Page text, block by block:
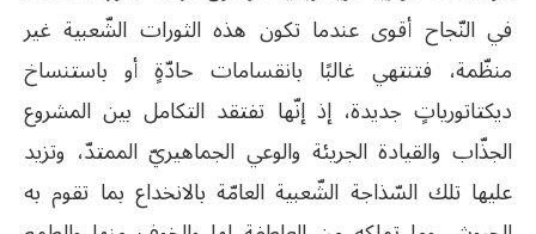
في النّجاح أقوى عندما تكون هذه الثورات الشّعبية غير
منظّمة، فتنتهي غالبًا بانقسامات حادّةٍ أو باستنساخ
ديكتاتورياتٍ جديدة، إذ إنّها تفتقد التكامل بين المشروع
الجذّاب والقيادة الجريئة والوعي الجماهيريّ الممتدّ، وتزيد
عليها تلك السّذاجة الشّعبية العامّة بالانخداع بما تقوم به